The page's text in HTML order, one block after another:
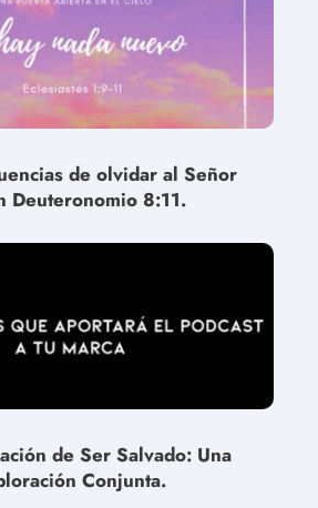
de olvidar al Señor
Deuteronomio 8:11.
de Ser Salvado: Una
Conjunta.